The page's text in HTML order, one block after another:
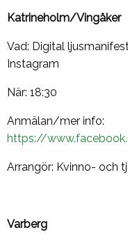
Katrineholm/Vingåker
Vad: Digital
Instagram
När: 18:30
Anmälan/mer info:
https://
Arrangör: Kvinno- och
Varberg